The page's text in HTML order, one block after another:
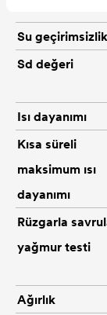
Su geçirimsizlik
Sd değeri
Isı dayanımı
Kısa süreli
maksimum ısı
dayanımı
Rüzgarla
yağmur testi
Ağırlık